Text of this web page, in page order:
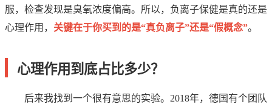
服，检查发现是臭氧浓度偏高。所以，负离子保健是真的还是
心理作用， 关键在于你买到的是“真负离子”还是“假概念”。
心理作用到底占比多少？
后来我找到一个很有意思的实验。2018年，德国有个团队